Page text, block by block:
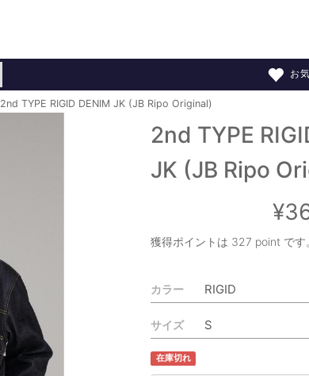
お
2nd TYPE RIGID DENIM JK (JB Ripo Original)
2nd TYPE
JK (JB Ripo
獲得ポイントは 327 point です
カラー
サイズ
在庫切れ